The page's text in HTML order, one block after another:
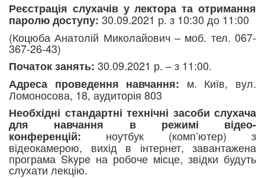
Реєстрація слухачів у лектора та отримання
паролю доступу: 30.09.2021 р. з 10:30 до 11:00
(Коцюба Анатолій Миколайович – моб. тел. 067-
367-26-43)
Початок занять: 30.09.2021 р. – з 11:00.
Адреса проведення навчання: м. Київ, вул.
Ломоносова, 18, аудиторія 803
Необхідні стандартні технічні засоби слухача
для навчання в режимі відео-
конференцій: ноутбук (комп’ютер) з
відеокамерою, вихід в інтернет, завантажена
програма Skype на робоче місце, звідки будуть
слухати лекцію.